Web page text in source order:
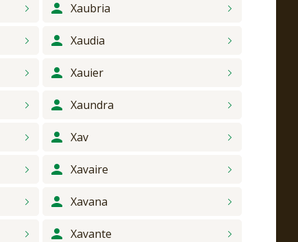
Xaubria
Xaudia
Xauier
Xaundra
Xav
Xavaire
Xavana
Xavante